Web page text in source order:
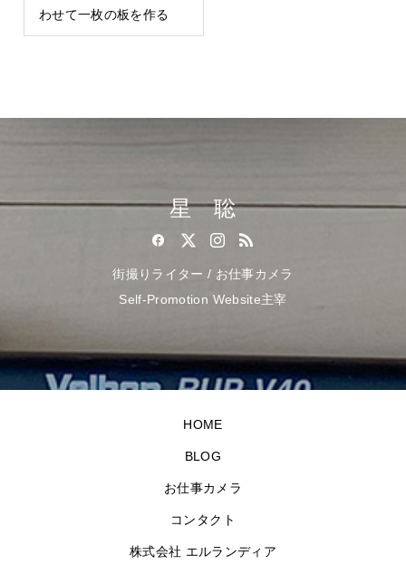
わせて一枚の板を作る
星 聡
街撮りライター / お仕事カメラ
Self-Promotion Website主宰
HOME
BLOG
お仕事カメラ
コンタクト
株式会社 エルランディア